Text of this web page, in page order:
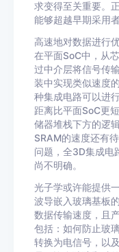
求变得至关重要。
能够超越早期采用
高速地对数据进行
在平面SoC中，从
过中介层将信号传
装中实现类似速度
种集成电路可以进
距离比平面SoC更
储器堆栈下方的逻
SRAM的速度还有
问题，全3D集成电
尚不明确。
光子学或许能提供
波导嵌入玻璃基板
数据传输速度，且
包括：如何防止玻
转换为电信号，以